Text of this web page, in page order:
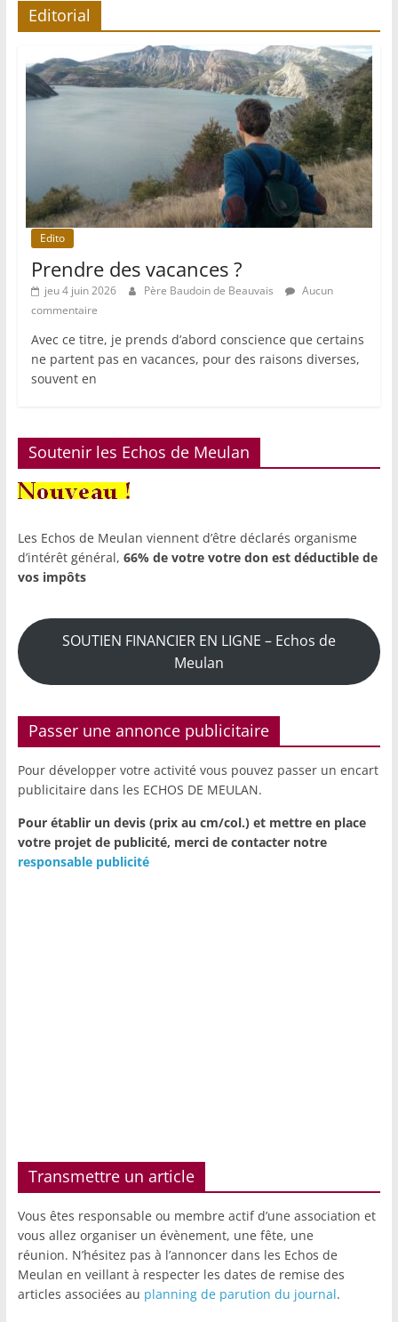
Editorial
Edito
Prendre des vacances ?
jeu 4 juin 2026 Père Baudoin de Beauvais
Aucun
commentaire
Avec ce titre, je prends d’abord conscience que certains
ne partent pas en vacances, pour des raisons diverses,
souvent en
Soutenir les Echos de Meulan
Les Echos de Meulan viennent d’être déclarés organisme
d’intérêt général, 66% de votre votre don est déductible de
vos impôts
SOUTIEN FINANCIER EN LIGNE – Echos de
Meulan
Passer une annonce publicitaire
Pour développer votre activité vous pouvez passer un encart
publicitaire dans les ECHOS DE MEULAN.
Pour établir un devis (prix au cm/col.) et mettre en place
votre projet de publicité, merci de contacter notre
responsable publicité
Transmettre un article
Vous êtes responsable ou membre actif d’une association et
vous allez organiser un évènement, une fête, une
réunion. N’hésitez pas à l’annoncer dans les Echos de
Meulan en veillant à respecter les dates de remise des
articles associées au planning de parution du journal.